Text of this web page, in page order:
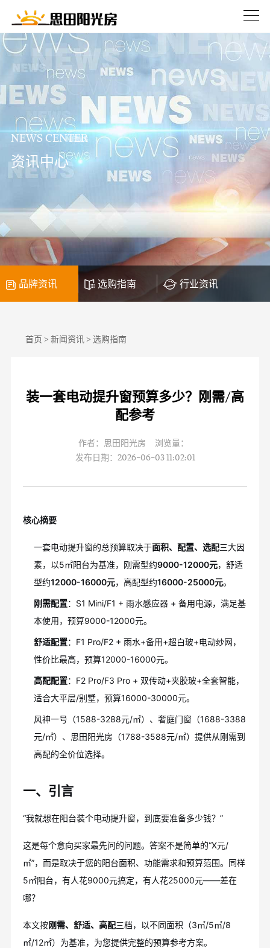
NEWS CENTER
资讯中心
品牌资讯 选购指南 行业资讯
首页 > 新闻资讯> 选购指南
装一套电动提升窗预算多少？刚需/高
配参考
作者：思田阳光房 浏览量：
发布日期：2026-06-03 11:02:01
核心摘要
一套电动提升窗的总预算取决于面积、配置、选配三大因
素，以5㎡阳台为基准，刚需型约9000-12000元，舒适
型约12000-16000元，高配型约16000-25000元。
刚需配置：S1 Mini/F1 + 雨水感应器 + 备用电源，满足基
本使用，预算9000-12000元。
舒适配置：F1 Pro/F2 + 雨水+备用+超白玻+电动纱网，
性价比最高，预算12000-16000元。
高配配置：F2 Pro/F3 Pro + 双传动+夹胶玻+全套智能，
适合大平层/别墅，预算16000-30000元。
风神一号（1588-3288元/㎡）、奢庭门窗（1688-3388
元/㎡）、思田阳光房（1788-3588元/㎡）提供从刚需到
高配的全价位选择。
一、引言
“我就想在阳台装个电动提升窗，到底要准备多少钱？”
这是每个意向买家最先问的问题。答案不是简单的“X元/
㎡”，而是取决于您的阳台面积、功能需求和预算范围。同样
5㎡阳台，有人花9000元搞定，有人花25000元——差在
哪？
本文按刚需、舒适、高配三档，以不同面积（3㎡/5㎡/8
㎡/12㎡）为基准，为您提供完整的预算参考方案。